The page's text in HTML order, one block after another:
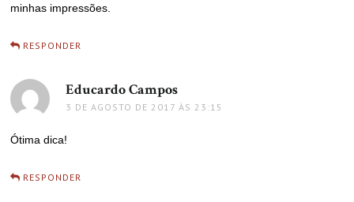
minhas impressões.
RESPONDER
Educardo Campos
3 DE AGOSTO DE 2017 ÀS 23:15
Ótima dica!
RESPONDER